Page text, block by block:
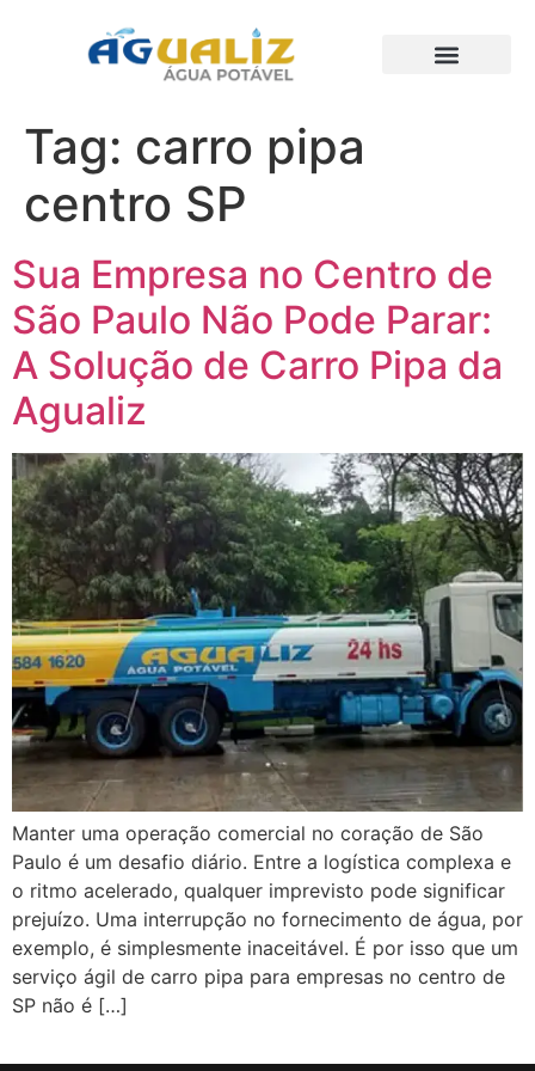
Tag: carro pipa
centro SP
Sua Empresa no Centro de
São Paulo Não Pode Parar:
A Solução de Carro Pipa da
Agualiz
Manter uma operação comercial no coração de São
Paulo é um desafio diário. Entre a logística complexa e
o ritmo acelerado, qualquer imprevisto pode significar
prejuízo. Uma interrupção no fornecimento de água, por
exemplo, é simplesmente inaceitável. É por isso que um
serviço ágil de carro pipa para empresas no centro de
SP não é […]